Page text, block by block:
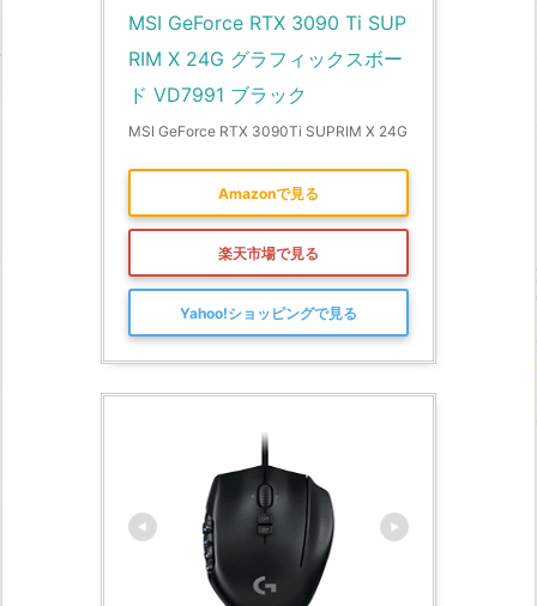
MSI GeForce RTX 3090 Ti SUP
RIM X 24G グラフィックスボー
ド VD7991 ブラック
MSI GeForce RTX 3090Ti SUPRIM X 24G
Amazonで見る
楽天市場で見る
Yahoo!ショッピングで見る